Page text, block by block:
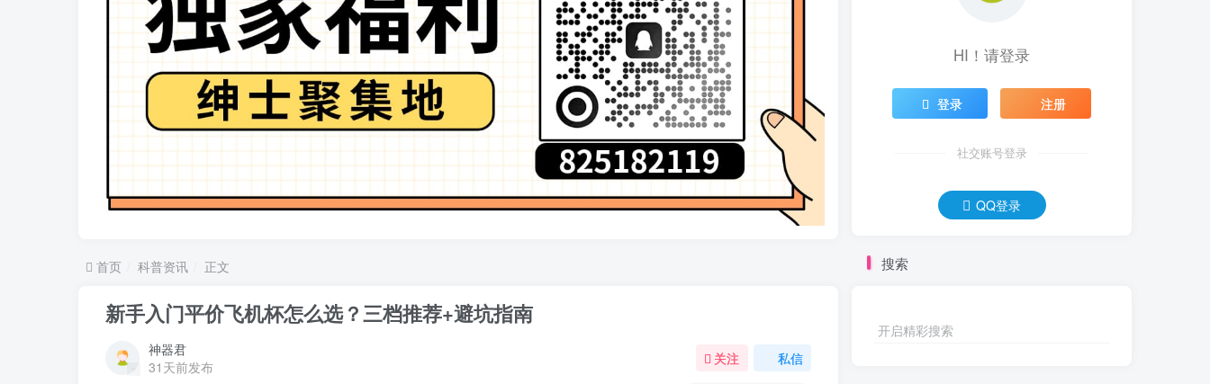
首页 科普资讯 正文
新手入门平价飞机杯怎么选？三档推荐+避坑指南
神器君
31天前发布
关注 私信
HI！请登录
登录 注册
社交账号登录
QQ登录
搜索
开启精彩搜索